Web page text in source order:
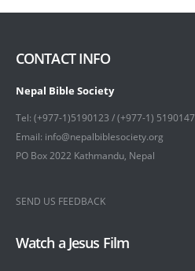
CONTACT INFO
Nepal Bible Society
Tel: (+977-1)5190123 / (+977-1) 5190147
Email: info@nepalbiblesociety.org
PO Box 2022 Kathmandu, Nepal
SEND US FEEDBACK
Watch a Jesus Film